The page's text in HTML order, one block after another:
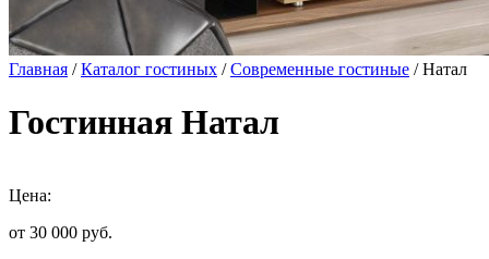
Главная /Каталог гостиных /Современные гостиные / Натал
Гостинная Натал
Цена:
от 30 000 руб.